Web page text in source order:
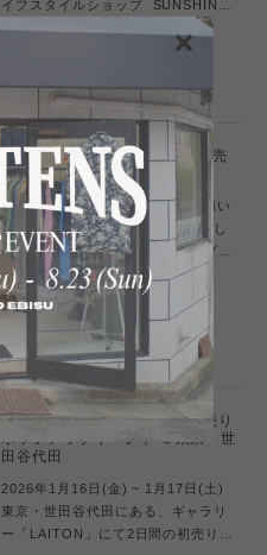
イフスタイルショップ SUNSHINE
＋CLOUD PARKingにて 新春ポッ
プアップイベントを開催します。
になります。...
年末のご挨拶・2026年 新年初売
りのお知らせ
今年も1年間、MINTENSをご愛顧い
ただき、誠にありがとうございまし
た。2025年はオンラインショップ、
そして各地でのポップアップイベン
トを通じて、900名を超えるお客様に
お買い物をお楽しみいただきまし
2025/12/30 16:09
2026.1.16(金) ~ 1.17(土) 初売り
ポップアップイベント ＠東京・世
田谷代田
2026年1月16日(金) ~ 1月17日(土)
東京・世田谷代田にある、ギャラリ
ー「LAITON」にて2日間の初売りポ